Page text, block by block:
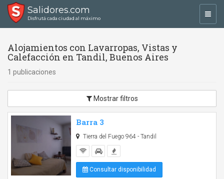
Salidores.com
Disfrutá cada ciudad al máximo
Alojamientos con Lavarropas, Vistas y
Calefacción en Tandil, Buenos Aires
1 publicaciones
Mostrar filtros
Barra 3
Tierra del Fuego 964 - Tandil
Consultar disponibilidad